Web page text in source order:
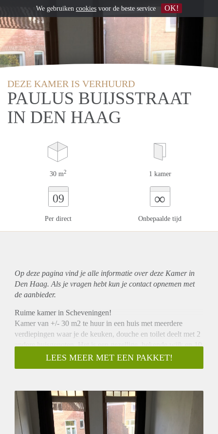
DEZE KAMER IS VERHUURD
PAULUS BUIJSSTRAAT
IN DEN HAAG
30 m2 1 kamer
09
Per direct
∞
Onbepaalde tijd
Op deze pagina vind je alle informatie over deze Kamer in
Den Haag. Als je vragen hebt kun je contact opnemen met
de aanbieder.
Ruime kamer in Scheveningen!
Kamer van +/- 30 m2 te huur in een huis met meerdere
verdiepingen waar je de keuken, douche en toilet deelt met 2
andere huisgenoten. Het is een gezellige, bekende wijk en 10
minuten lopen van het strand! Ik moet de kamer helaas
opzeggen i.v.m.beëindiging van mijn stage avontuur, maar
LEES MEER MET EEN PAKKET!
We gebruiken cookies voor de beste service OK!